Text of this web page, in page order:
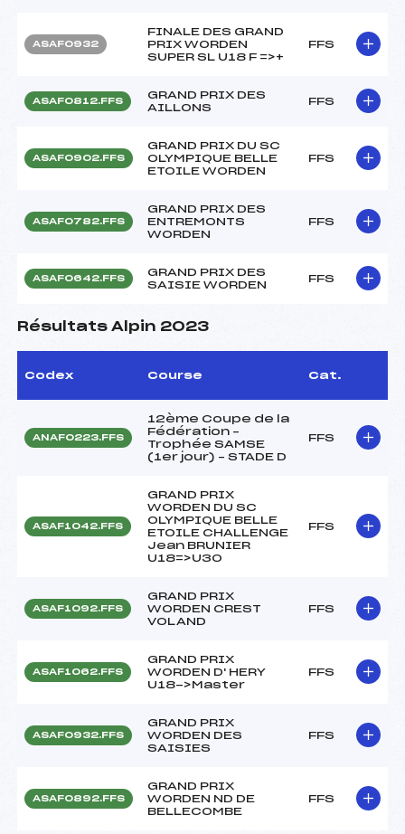
ASAF0932
FINALE DES GRAND
PRIX WORDEN
SUPER SL U18 F =>+
FFS
ASAF0812.FFS
GRAND PRIX DES
AILLONS
FFS
ASAF0902.FFS
GRAND PRIX DU SC
OLYMPIQUE BELLE
ETOILE WORDEN
FFS
ASAF0782.FFS
GRAND PRIX DES
ENTREMONTS
WORDEN
FFS
ASAF0642.FFS
GRAND PRIX DES
SAISIE WORDEN
FFS
Résultats Alpin 2023
Codex Course Cat.
ANAF0223.FFS
12ème Coupe de la
Fédération –
Trophée SAMSE
(1er jour) – STADE D
FFS
ASAF1042.FFS
GRAND PRIX
WORDEN DU SC
OLYMPIQUE BELLE
ETOILE CHALLENGE
Jean BRUNIER
U18=>U30
FFS
ASAF1092.FFS
GRAND PRIX
WORDEN CREST
VOLAND
FFS
ASAF1062.FFS
GRAND PRIX
WORDEN D' HERY
U18->Master
FFS
ASAF0932.FFS
GRAND PRIX
WORDEN DES
SAISIES
FFS
ASAF0892.FFS
GRAND PRIX
WORDEN ND DE
BELLECOMBE
FFS